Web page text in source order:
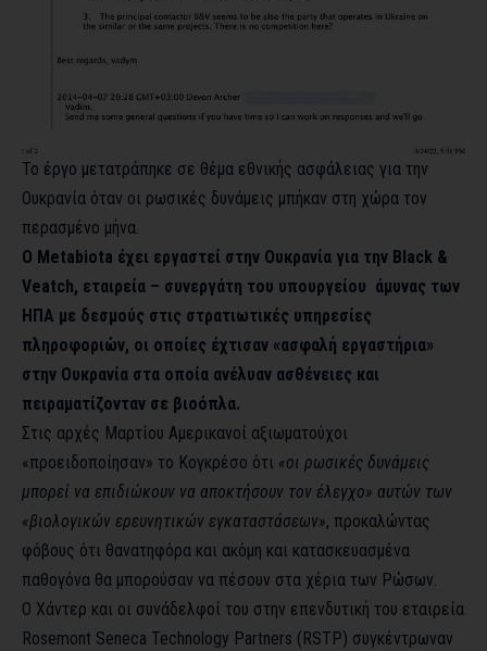
Το έργο μετατράπηκε σε θέμα εθνικής ασφάλειας για την
Ουκρανία όταν οι ρωσικές δυνάμεις μπήκαν στη χώρα τον
περασμένο μήνα.
Ο Metabiota έχει εργαστεί στην Ουκρανία για την Black &
Veatch, εταιρεία – συνεργάτη του υπουργείου άμυνας των
ΗΠΑ με δεσμούς στις στρατιωτικές υπηρεσίες
πληροφοριών, οι οποίες έχτισαν «ασφαλή εργαστήρια»
στην Ουκρανία στα οποία ανέλυαν ασθένειες και
πειραματίζονταν σε βιοόπλα.
Στις αρχές Μαρτίου Αμερικανοί αξιωματούχοι
«προειδοποίησαν» το Κογκρέσο ότι «οι ρωσικές δυνάμεις
μπορεί να επιδιώκουν να αποκτήσουν τον έλεγχο» αυτών των
«βιολογικών ερευνητικών εγκαταστάσεων», προκαλώντας
φόβους ότι θανατηφόρα και ακόμη και κατασκευασμένα
παθογόνα θα μπορούσαν να πέσουν στα χέρια των Ρώσων.
Ο Χάντερ και οι συνάδελφοί του στην επενδυτική του εταιρεία
Rosemont Seneca Technology Partners (RSTP) συγκέντρωναν